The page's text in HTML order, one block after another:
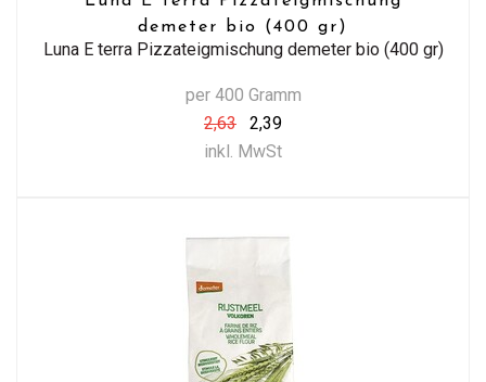
demeter bio (400 gr)
Luna E terra Pizzateigmischung demeter bio (400 gr)
per 400 Gramm
2,63
2,39
inkl. MwSt